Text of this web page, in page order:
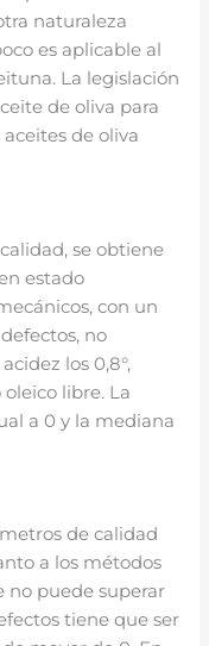
naturaleza
es aplicable al
La legislación
de oliva para
de oliva
se obtiene
estado
con un
no
los 0,8°,
libre. La
a 0 y la mediana
de calidad
a los métodos
no puede superar
tiene que ser